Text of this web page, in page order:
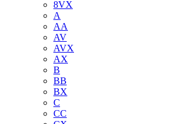
8VX
A
AA
AV
AVX
AX
B
BB
BX
C
CC